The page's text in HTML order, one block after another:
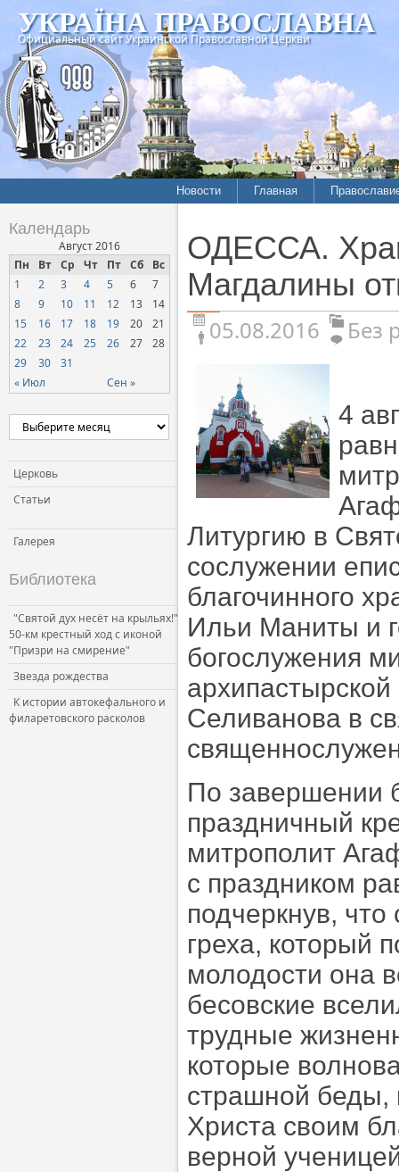
УКРАЇНА ПРАВОСЛАВНА
Официальный сайт Украинской Православной Церкви
Новости Главная
Календарь
Август 2016
Пн
Вт Ср Чт Пт Сб Вс
« Июл Сен »
1 2 3 4 5 6
7
8
9 10 11 12 13
14
15
16 17 18 19 20
21
22
23 24 25 26 27
28
29
30 31
Церковь
Статьи
Галерея
Библиотека
"Святой дух несёт на крыльях!"
50-км крестный ход с иконой
"Призри на смирение"
Звезда рождества
К истории автокефального и
филаретовского расколов
ОДЕССА.
Магдалины
05.08.2016 Без
4
Литургию в
сослужении
благочинного
Ильи Маниты и
богослужения
Селиванова в
По завершении
праздничный
митрополит
с праздником
подчеркнув,
греха,
молодости она
бесовские
трудные
которые
страшной беды,
Христа своим
верной